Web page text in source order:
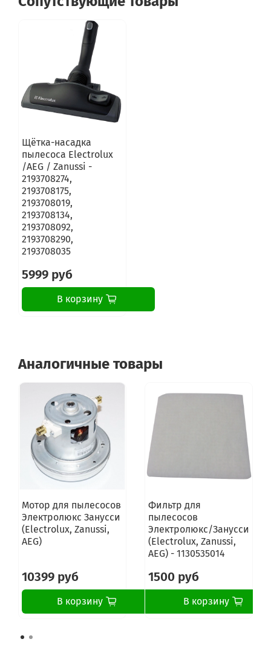
Щётка-насадка
пылесоса Electrolux
/AEG / Zanussi -
2193708274,
2193708175,
2193708019,
2193708134,
2193708092,
2193708290,
2193708035
5999 руб
В корзину
Аналогичные товары
Мотор для пылесосов
Электролюкс Занусси
(Electrolux, Zanussi,
AEG)
10399 руб
В корзину
Фильтр для
пылесосов
Электролюкс/Занусси
(Electrolux, Zanussi,
AEG) - 1130535014
1500 руб
В корзину